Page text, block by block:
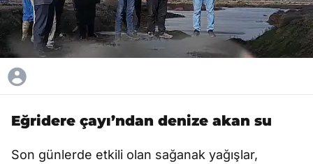
Eğridere çayı’ndan denize akan su
Son günlerde etkili olan sağanak yağışlar,